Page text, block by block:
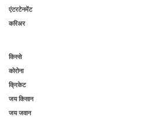
एंटरटेनमेंट
करिअर
किस्से
कोरोना
क्रिकेट
जय किसान
जय जवान